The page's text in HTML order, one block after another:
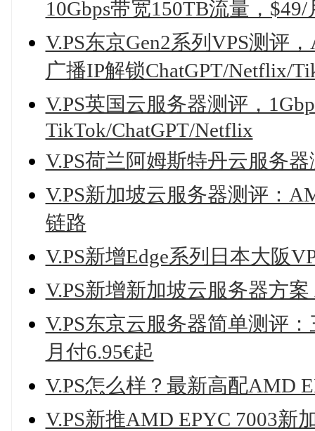
10Gbps带宽150TB流量，$49/
V.PS东京Gen2系列VPS测评
广播IP解锁ChatGPT/Netflix/
V.PS英国云服务器测评，
TikTok/ChatGPT/Netflix
V.PS荷兰阿姆斯特丹云服务
V.PS新加坡云服务器测评：
链路
V.PS新增Edge系列日本大阪
V.PS新增新加坡云服务器方
V.PS东京云服务器简单测评
月付6.95€起
V.PS怎么样？最新高配AMD
V.PS新推AMD EPYC 7003新